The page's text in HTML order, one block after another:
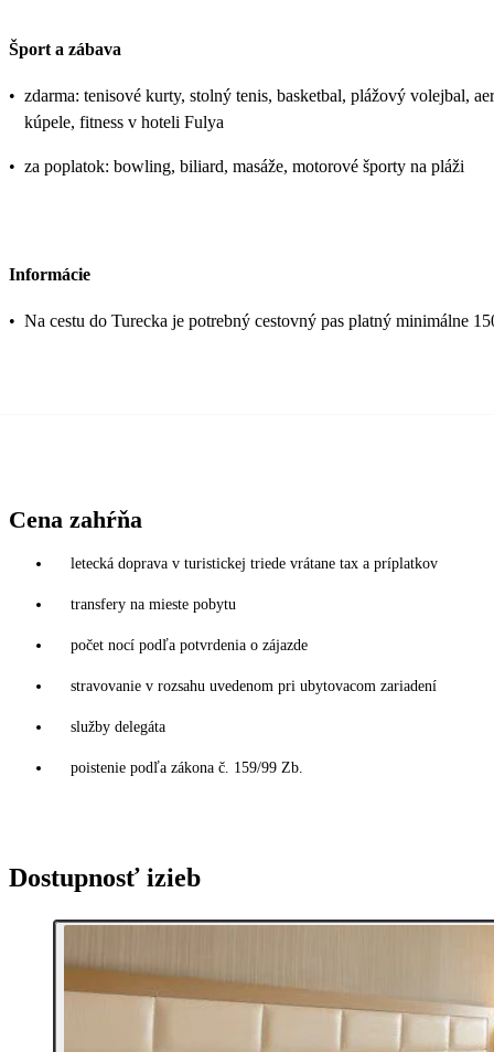
Šport a zábava
• zdarma: tenisové kurty, stolný tenis, basketbal, plážový volejbal,
kúpele, fitness v hoteli Fulya
• za poplatok: bowling, biliard, masáže, motorové športy na pláži
Informácie
• Na cestu do Turecka je potrebný cestovný pas platný minimálne
Cena zahŕňa
letecká doprava v turistickej triede vrátane tax a príplatkov
transfery na mieste pobytu
počet nocí podľa potvrdenia o zájazde
stravovanie v rozsahu uvedenom pri ubytovacom zariadení
služby delegáta
poistenie podľa zákona č. 159/99 Zb.
Dostupnosť izieb